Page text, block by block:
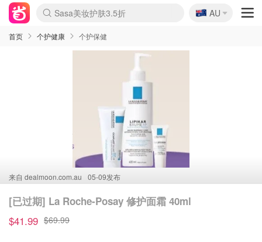
lululemon折扣上新
Sasa美妆护肤3.5折
SSENSE年中2.5折
FreshBeauty好价汇总
Cettire降价+叠9折
WWS Coles超市实拍
viagogo二手票捡漏
Myer超级周末
The Outnet奢牌1折起
David Jones 3折起
Flannels大牌1折
Perfumes Club护肤1折
AMIRO面罩$251
Amazon折扣汇总
eToro入金$200送$50
Amazon数码好物
ICONIC本周7.5折
ThedoubleF高奢地板价
Moose Knuckles 6折
丝芙兰5折起
EUFY摄像头$98
Selenichast首饰2折
Trip机票酒店促销
YSL送5件彩妆礼
Amazon家居好物
Amazon美妆护肤
雅漾大喷$8
过敏原检测盒$33
伊索独家赠50ml沐浴露
科颜氏高保湿面霜$29
SEALIFE海洋馆门票6折
丝塔芙大白罐$16
订阅Newsletter送香薰
Cult Beauty 6.8折
Harrods圣诞日历$525
LN-CC奢牌私促3折
d'Alba空姐喷雾$16
EVE LOM套装£56
Bernardelli独家4折
Adore Beauty 6折起
CT圣诞日历
Mytheresa奢品2.7折
Luxury Escapes 9折
Currentbody美容仪$881
MOON Garden Live
Roborock扫地机$649
Tingo Life水杯$24
Valentino官网5折
CR洗护套装$23
修丽可4件套$159
Myer彩妆2件7折
GANNI官网4.5折
Stylevana韩妆4折
Tessabit高奢8.5折
OGX洗发水$11
Amazon阿德莱德次日达
卡诗8.5折+赠礼
Philips Hue灯具8折
🇦🇺
AU
首页 个护健康 个护保健
来自 dealmoon.com.au 05-09发布
[已过期] La Roche-Posay 修护面霜 40ml
$41.99 $69.99